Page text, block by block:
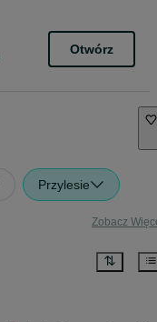
Otwórz
Przylesie
Zobacz